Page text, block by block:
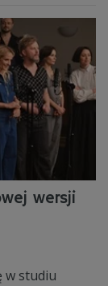
wersji
w studiu